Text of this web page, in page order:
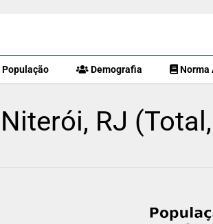
População Demografia Norma
RJ